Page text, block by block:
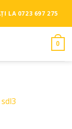
LA 0723 697 275
0
sdl3